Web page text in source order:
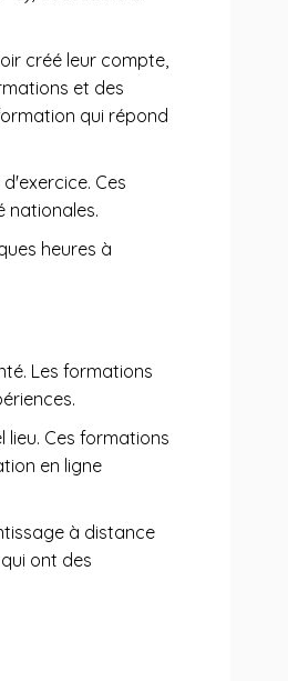
créé leur compte,
et des
qui répond
Ces
nationales.
heures à
Les formations
Ces formations
en ligne
à distance
ont des